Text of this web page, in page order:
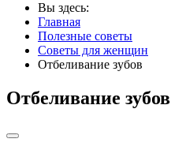
Вы здесь:
Главная
Полезные советы
Советы для женщин
Отбеливание зубов
Отбеливание зубов